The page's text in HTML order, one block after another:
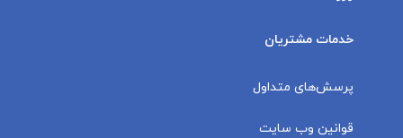
خدمات مشتریان
پرسش‌های متداول
قوانین وب سایت